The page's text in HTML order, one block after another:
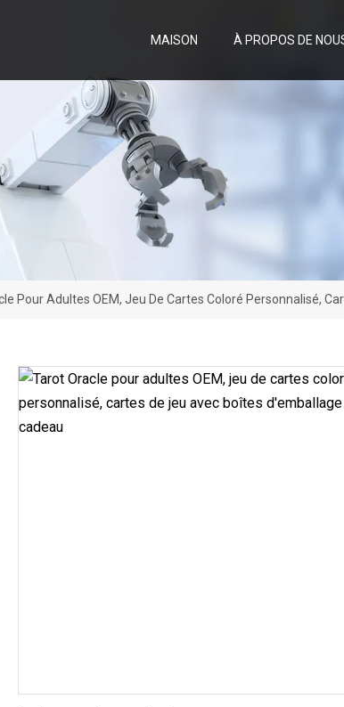
MAISON À PROPOS DE
Pour Adultes OEM, Jeu De Cartes Coloré Personnalisé,